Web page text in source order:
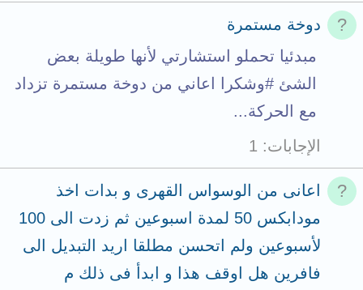
دوخة مستمرة
مبدئيا تحملو استشارتي لأنها طويلة بعض
الشئ #وشكرا اعاني من دوخة مستمرة تزداد
مع الحركة...
الإجابات
1
اعانى من الوسواس القهرى و بدات اخذ
مودابكس 50 لمدة اسبوعين ثم زدت الى 100
لأسبوعين ولم اتحسن مطلقا اريد التبديل الى
فافرين هل اوقف هذا و ابدأ فى ذلك م